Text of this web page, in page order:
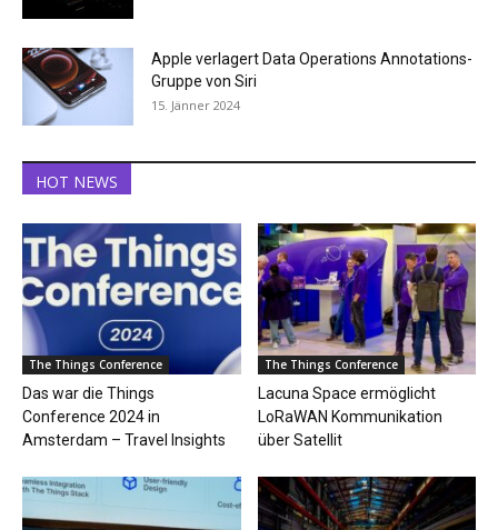
Apple verlagert Data Operations Annotations-
Gruppe von Siri
15. Jänner 2024
HOT NEWS
The Things Conference
Das war die Things
Conference 2024 in
Amsterdam – Travel Insights
The Things Conference
Lacuna Space ermöglicht
LoRaWAN Kommunikation
über Satellit